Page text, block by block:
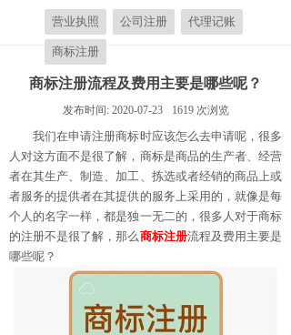
营业执照 公司注册 代理记账
商标注册
商标注册流程及费用主要是哪些呢？
发布时间: 2020-07-23 1619 次浏览
我们在申请注册商标时应该怎么去申请呢，很多
人对这方面不是很了解，商标是商品的生产者、经营
者在其生产、制造、加工、拣选或者经销的商品上或
者服务的提供者在其提供的服务上采用的，就像是每
个人的名字一样，都是独一无二的，很多人对于商标
的注册不是很了解，那么商标注册流程及费用主要是
哪些呢？